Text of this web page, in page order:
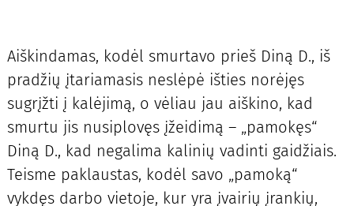
Aiškindamas, kodėl smurtavo prieš Diną D., iš
pradžių įtariamasis neslėpė išties norėjęs
sugrįžti į kalėjimą, o vėliau jau aiškino, kad
smurtu jis nusiplovęs įžeidimą – „pamokęs“
Diną D., kad negalima kalinių vadinti gaidžiais.
Teisme paklaustas, kodėl savo „pamoką“
vykdęs darbo vietoje, kur yra įvairių įrankių,